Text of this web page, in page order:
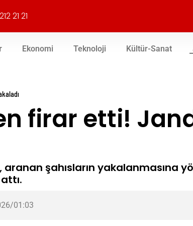
21 21
Ekonomi Teknoloji Kültür-Sanat
firar etti!
aranan şahısların yakalanmasına
01:03